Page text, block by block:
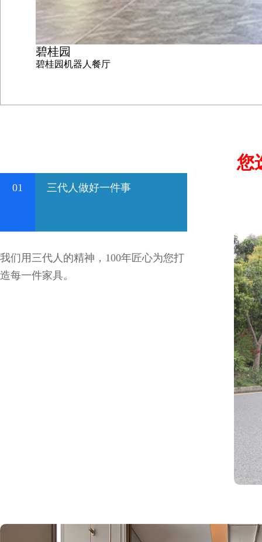
碧桂园
碧桂园机器人餐厅
您
01 三代人做好一件事
我们用三代人的精神，100年匠心为您打
造每一件家具。